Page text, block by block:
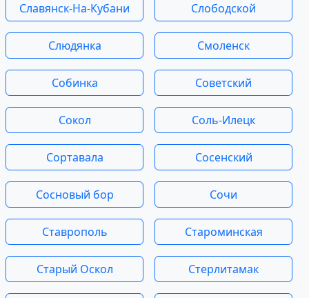
Славянск-На-Кубани Слободской
Слюдянка Смоленск
Собинка Советский
Сокол Соль-Илецк
Сортавала Сосенский
Сосновый бор Сочи
Ставрополь Староминская
Старый Оскол Стерлитамак